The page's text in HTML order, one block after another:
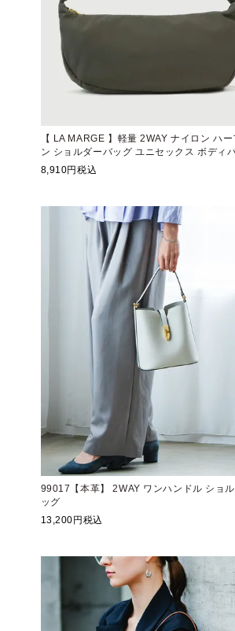
【 LA MARGE 】軽量 2WAY ナイロン ハー
ン ショルダーバッグ ユニセックス ボディ
8,910 税込
99017【本革】 2WAY ワンハンドル ショ
ッグ
13,200 税込